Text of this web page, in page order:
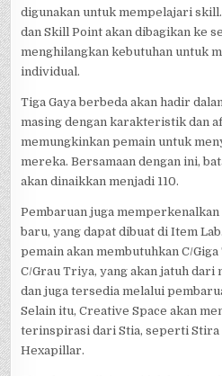
digunakan untuk mempelajari
dan Skill Point akan dibagikan ke
menghilangkan kebutuhan untuk
individual.
Tiga Gaya berbeda akan hadir
masing dengan karakteristik dan
memungkinkan pemain untuk
mereka. Bersamaan dengan ini,
akan dinaikkan menjadi 110.
Pembaruan juga
baru, yang dapat dibuat di Item
pemain akan membutuhkan C/
C/Grau Triya, yang akan jatuh dari
dan juga tersedia melalui
Selain itu, Creative Space akan
terinspirasi dari Stia, seperti Stira
Hexapillar.